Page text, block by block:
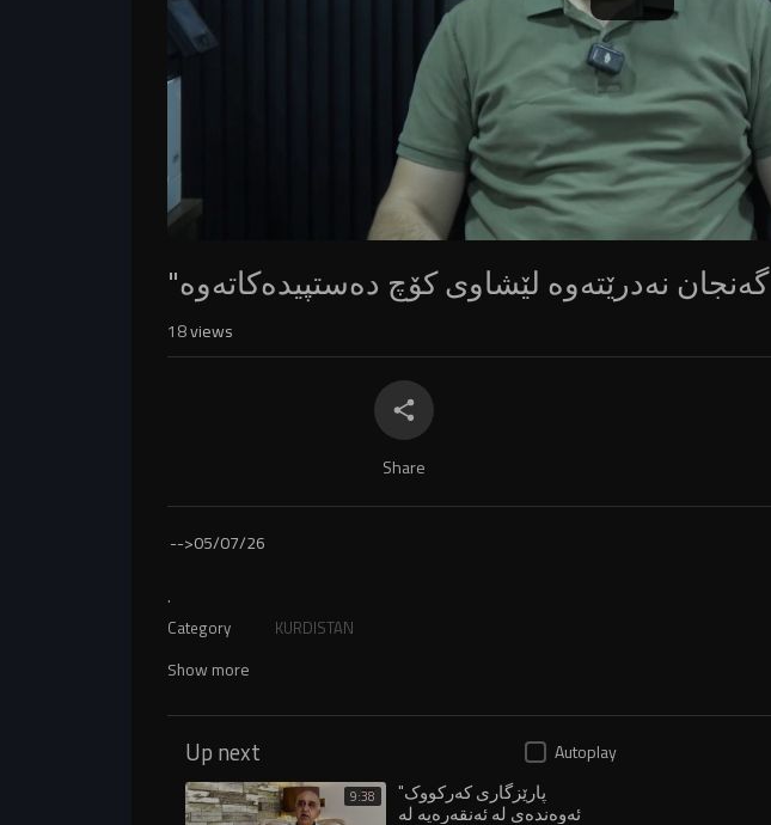
18views
Share
-->05/07/26
.
Category KURDISTAN
Show more
Up next Autoplay
9:38 "پارێزگاری کەرکووک
ئەوەندەی لە ئەنقەرەیە لە